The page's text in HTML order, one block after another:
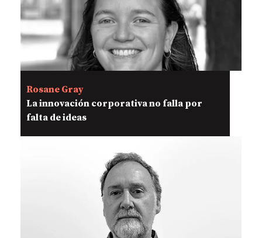
Rosane Gray
La innovación corporativa no falla por
falta de ideas